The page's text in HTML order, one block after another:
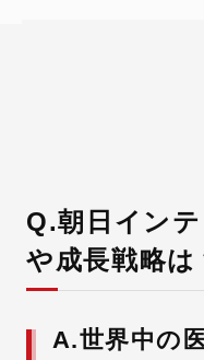
ESG
採用情報
Q.朝日イン
や成長戦略は
A.世界中の